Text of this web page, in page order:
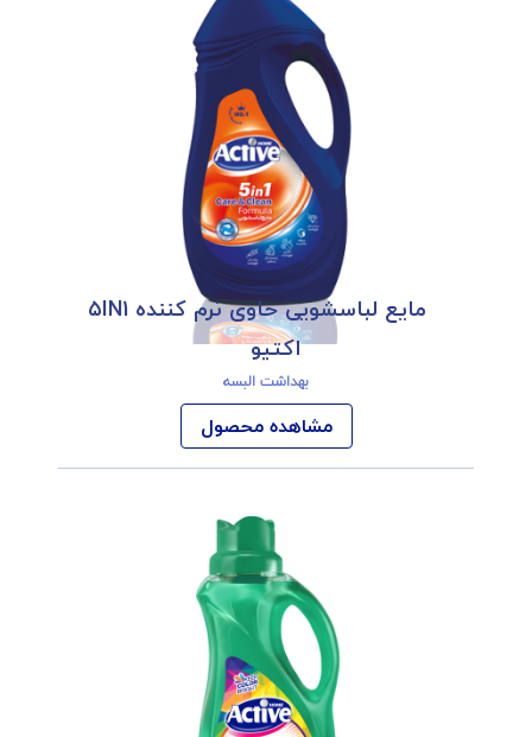
مایع لباسشویی حاوی نرم کننده ۵IN1
اکتیو
بهداشت البسه
مشاهده محصول